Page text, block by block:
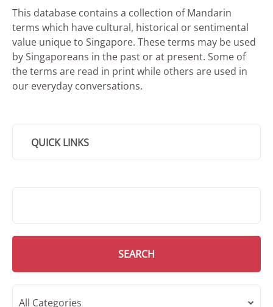
This database contains a collection of Mandarin
terms which have cultural, historical or sentimental
value unique to Singapore. These terms may be used
by Singaporeans in the past or at present. Some of
the terms are read in print while others are used in
our everyday conversations.
QUICK LINKS
SEARCH
All Categories